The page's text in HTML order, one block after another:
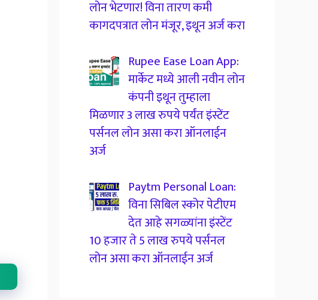
लोन भेटणार! विना तारण कमी
कागदपत्रात लोन मंजूर, इथून अर्ज करा
Rupee Ease Loan App:
मार्केट मध्ये आली नवीन लोन
कंपनी इथून तुम्हाला
मिळणार 3 लाख रुपये पर्यंत इंस्टेंट
पर्सनल लोन असा करा ऑनलाईन
अर्ज
Paytm Personal Loan:
विना सिबिल स्कोर पेटीएम
देत आहे सगळ्यांना इंस्टेंट
10 हजार ते 5 लाख रुपये पर्सनल
लोन असा करा ऑनलाईन अर्ज